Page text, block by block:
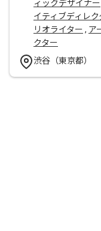
ィックデザイナー
イティブディレク
リオライター , ア
クター
渋谷（東京都）